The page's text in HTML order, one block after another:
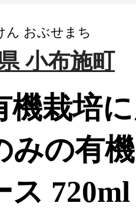
ん おぶせまち
小布施町
機栽培
みの有
ス